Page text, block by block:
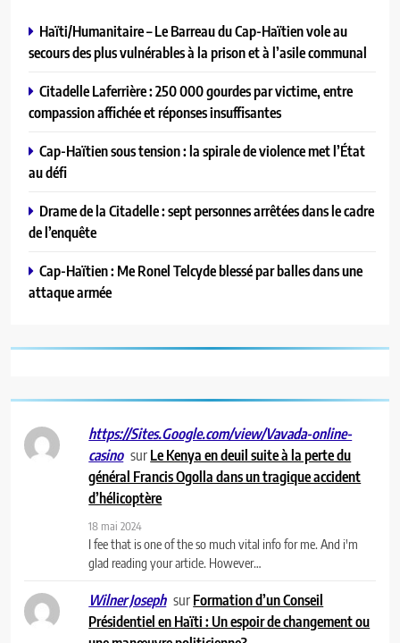
Haïti/Humanitaire – Le Barreau du Cap-Haïtien vole au
secours des plus vulnérables à la prison et à l’asile communal
Citadelle Laferrière : 250 000 gourdes par victime, entre
compassion affichée et réponses insuffisantes
Cap-Haïtien sous tension : la spirale de violence met l’État
au défi
Drame de la Citadelle : sept personnes arrêtées dans le cadre
de l’enquête
Cap-Haïtien : Me Ronel Telcyde blessé par balles dans une
attaque armée
https://Sites.Google.com/view/Vavada-online-
casino surLe Kenya en deuil suite à la perte du
général Francis Ogolla dans un tragique accident
d’hélicoptère
18 mai 2024
I fee that is one of the so much vital info for me. And i'm
glad reading your article. However…
Wilner Joseph surFormation d’un Conseil
Présidentiel en Haïti : Un espoir de changement ou